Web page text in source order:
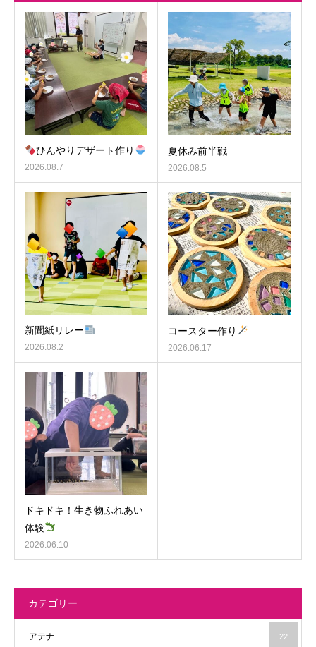
ひんやりデザート作り
2026.08.7
夏休み前半戦
2026.08.5
新聞紙リレー
2026.08.2
コースター作り
2026.06.17
ドキドキ！生き物ふれあい
体験
2026.06.10
カテゴリー
アテナ 22